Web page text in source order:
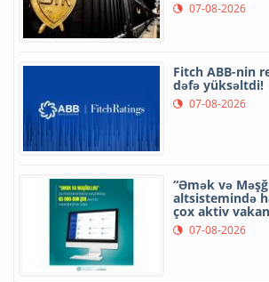
07-08-2026
Fitch ABB-nin
dəfə yüksəltdi!
07-08-2026
“Əmək və
altsistemində
çox aktiv
07-08-2026